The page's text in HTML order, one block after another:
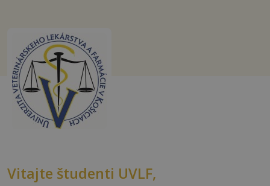
Vitajte študenti UVLF,